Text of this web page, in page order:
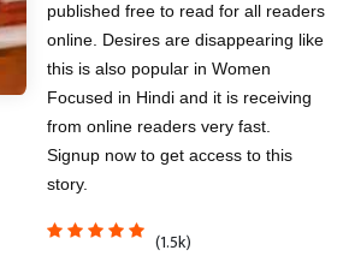
published free to read for all readers
online. Desires are disappearing like
this is also popular in Women
Focused in Hindi and it is receiving
from online readers very fast.
Signup now to get access to this
story.
(1.5k)